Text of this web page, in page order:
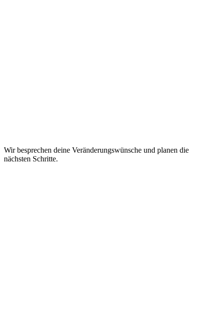
Wir besprechen deine Veränderungswünsche und planen die
nächsten Schritte.